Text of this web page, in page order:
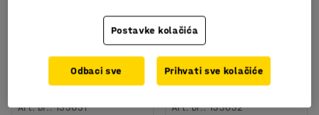
Umjetna biljka
EVERGREEN, Monstera, V
250 mm, 1-pak
Art. br.:133031
Umjetna biljka
EVERGREEN, Fittonia, V
380 mm, 6 kom
Art. br.:133032
Postavke kolačića
Odbaci sve Prihvati sve kolačiće